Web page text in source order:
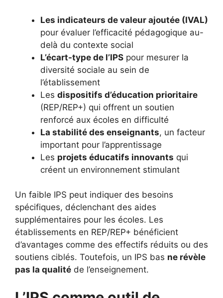
Les indicateurs de valeur ajoutée (IVAL)
pour évaluer l’efficacité pédagogique au-
delà du contexte social
L’écart-type de l’IPS pour mesurer la
diversité sociale au sein de
l’établissement
Les dispositifs d’éducation prioritaire
(REP/REP+) qui offrent un soutien
renforcé aux écoles en difficulté
La stabilité des enseignants, un facteur
important pour l’apprentissage
Les projets éducatifs innovants qui
créent un environnement stimulant
Un faible IPS peut indiquer des besoins
spécifiques, déclenchant des aides
supplémentaires pour les écoles. Les
établissements en REP/REP+ bénéficient
d’avantages comme des effectifs réduits ou des
soutiens ciblés. Toutefois, un IPS bas ne révèle
pas la qualité de l’enseignement.